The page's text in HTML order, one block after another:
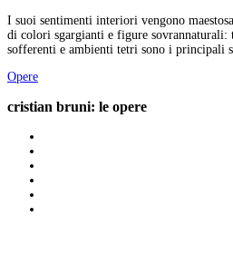
I suoi sentimenti interiori vengono
di colori sgargianti e figure sovrannaturali:
sofferenti e ambienti tetri sono i principali
Opere
cristian bruni: le opere